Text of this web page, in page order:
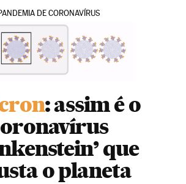
DE CORONAVÍRUS
: assim é o
que
o planeta